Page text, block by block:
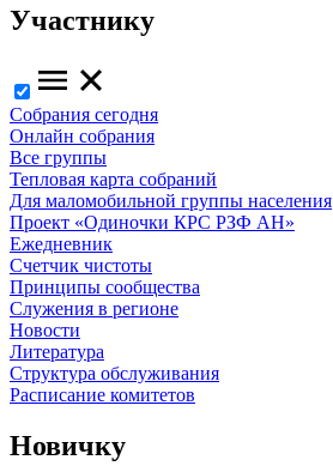
Участнику
Собрания сегодня
Онлайн собрания
Все группы
Тепловая карта собраний
Для маломобильной группы населения
Проект «Одиночки КРС РЗФ АН»
Ежедневник
Счетчик чистоты
Принципы сообщества
Служения в регионе
Новости
Литература
Структура обслуживания
Расписание комитетов
Новичку